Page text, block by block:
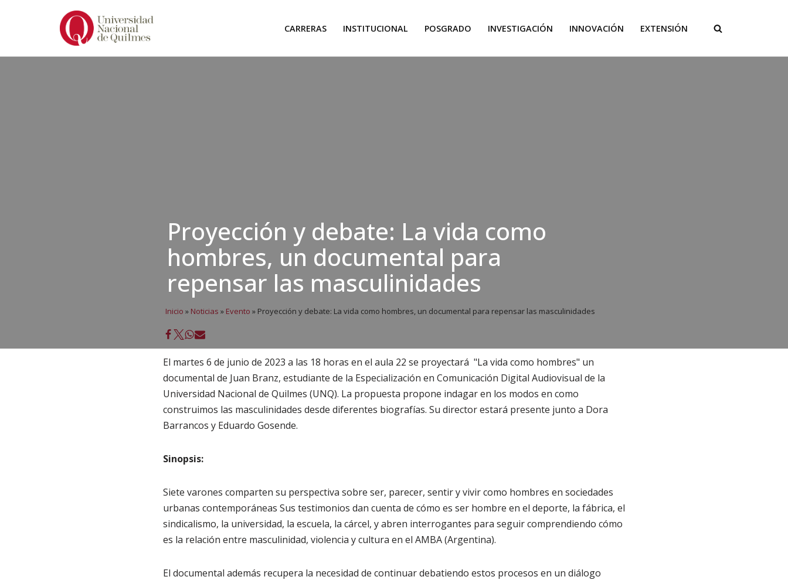
CARRERAS INSTITUCIONAL POSGRADO INVESTIGACIÓN INNOVACIÓN EXTENSIÓN
Proyección y debate: La vida como
hombres, un documental para
repensar las masculinidades
Inicio » Noticias » Evento » Proyección y debate: La vida como hombres, un documental para repensar las masculinidades
El martes 6 de junio de 2023 a las 18 horas en el aula 22 se proyectará "La vida como hombres" un
documental de Juan Branz, estudiante de la Especialización en Comunicación Digital Audiovisual de la
Universidad Nacional de Quilmes (UNQ). La propuesta propone indagar en los modos en como
construimos las masculinidades desde diferentes biografías. Su director estará presente junto a Dora
Barrancos y Eduardo Gosende.
Sinopsis:
Siete varones comparten su perspectiva sobre ser, parecer, sentir y vivir como hombres en sociedades
urbanas contemporáneas Sus testimonios dan cuenta de cómo es ser hombre en el deporte, la fábrica, el
sindicalismo, la universidad, la escuela, la cárcel, y abren interrogantes para seguir comprendiendo cómo
es la relación entre masculinidad, violencia y cultura en el AMBA (Argentina).
El documental además recupera la necesidad de continuar debatiendo estos procesos en un diálogo